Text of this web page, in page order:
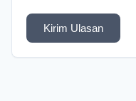
Kirim Ulasan